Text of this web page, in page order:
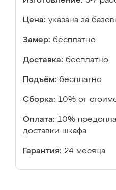
Цена: указана за
Замер: бесплатно
Доставка: бесплатно
Подъём: бесплатно
Сборка: 10% от
Оплата: 10%
доставки шкафа
Гарантия: 24 месяца